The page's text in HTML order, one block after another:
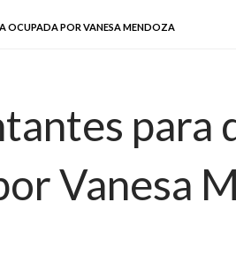
OCUPADA POR VANESA MENDOZA
para
Vanesa